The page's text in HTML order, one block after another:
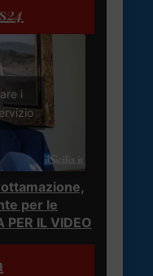
24
i
per le
IL VIDEO